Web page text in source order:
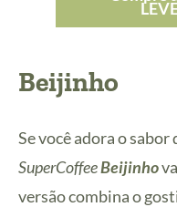
Beijinho
Se você adora o
SuperCoffeeBeijinho
versão combina o